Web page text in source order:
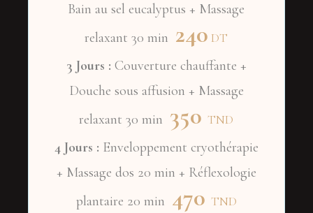
Bain au sel eucalyptus + Massage
relaxant 30 min 240 DT
3 Jours : Couverture chauffante +
Douche sous affusion + Massage
relaxant 30 min 350TND
4 Jours : Enveloppement cryothérapie
+ Massage dos 20 min + Réflexologie
plantaire 20 min 470 TND